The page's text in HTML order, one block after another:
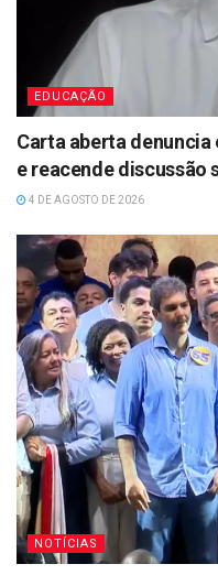
EDUCAÇÃO
Carta aberta
e reacende discussão
4 DE AGOSTO DE 2026
NOTÍCIAS